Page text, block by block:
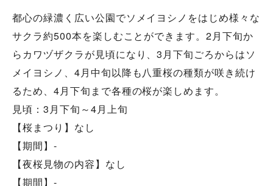
都心の緑濃く広い公園でソメイヨシノをはじめ様々な
サクラ約500本を楽しむことができます。2月下旬か
らカワヅザクラが見頃になり、3月下旬ごろからはソ
メイヨシノ、4月中旬以降も八重桜の種類が咲き続け
るため、4月下旬まで各種の桜が楽しめます。
見頃：3月下旬～4月上旬
【桜まつり】なし
【期間】-
【夜桜見物の内容】なし
【期間】-